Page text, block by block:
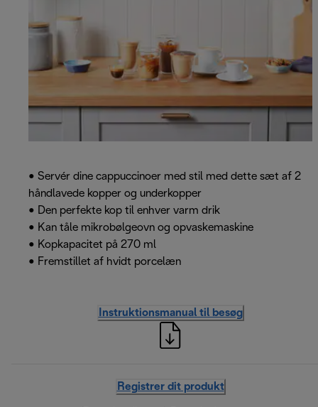
• Servér dine cappuccinoer med stil med dette sæt af 2
håndlavede kopper og underkopper
• Den perfekte kop til enhver varm drik
• Kan tåle mikrobølgeovn og opvaskemaskine
• Kopkapacitet på 270 ml
• Fremstillet af hvidt porcelæn
Instruktionsmanual til besøg
Registrer dit produkt